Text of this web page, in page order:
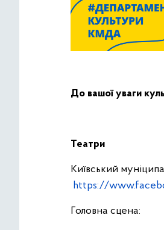
До вашої уваги
Театри
Київський
https://
Головна сцена: